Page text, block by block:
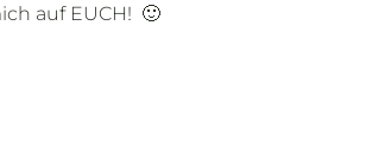
auf EUCH! 🙂